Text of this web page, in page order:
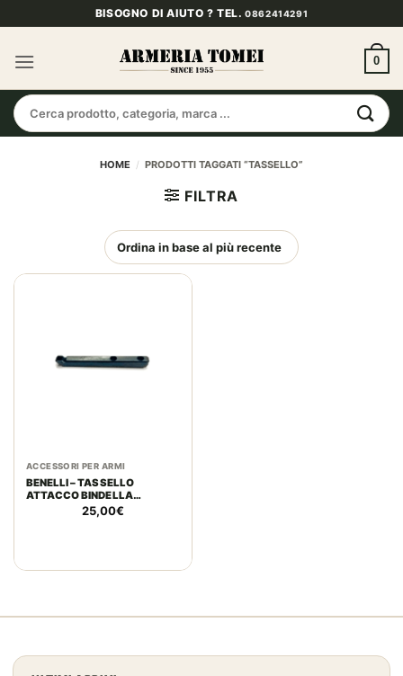
ai
contenuti
BISOGNO DI AIUTO ? TEL.0862414291
0
Cerca:
HOME / PRODOTTI TAGGATI “TASSELLO”
FILTRA
ACCESSORI PER ARMI
BENELLI – TASSELLO
ATTACCO BINDELLA
CARABINA ARGO
25,00€